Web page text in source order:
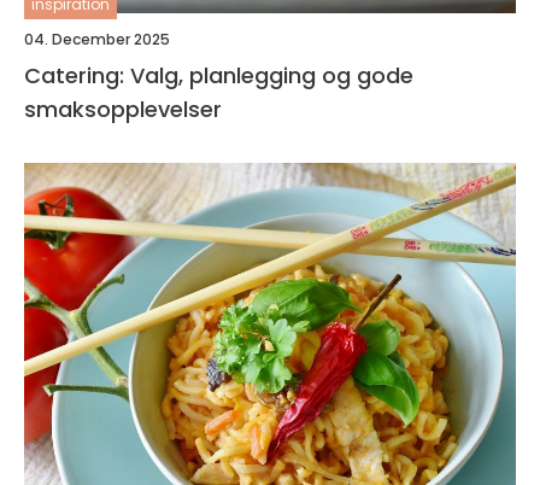
inspiration
04. December 2025
Catering: Valg, planlegging og gode
smaksopplevelser